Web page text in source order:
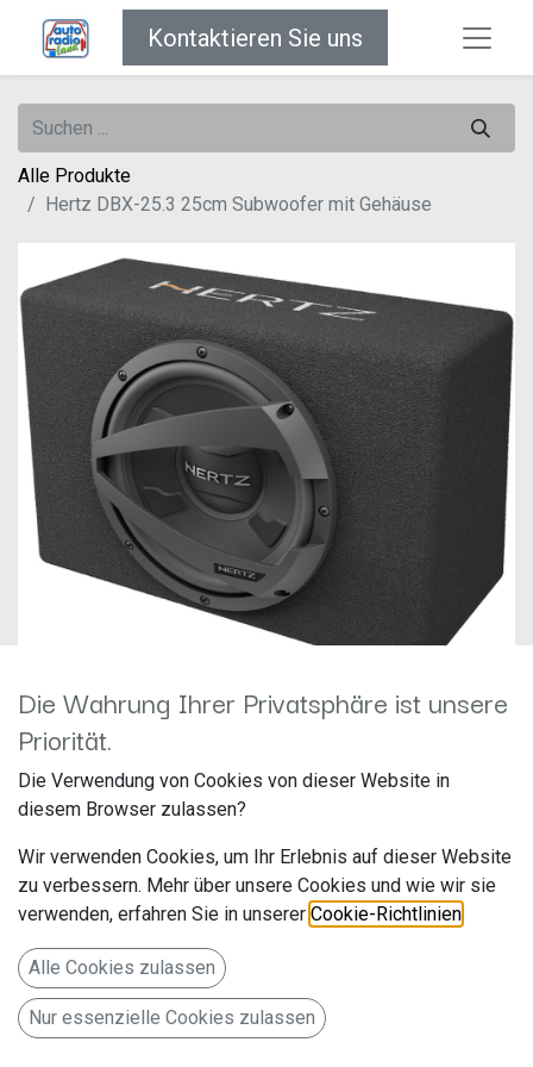
Kontaktieren Sie uns
Alle Produkte
Hertz DBX-25.3 25cm Subwoofer mit Gehäuse
Hertz DBX-25.3 25cm
Subwoofer mit Gehäuse
Hersteller: Hertz
Artikelnummer: DBX-25.3
Elettromedia s.p.a
POTENZA PICENA MC 62018
Italien www.elettromedia.de
Die Wahrung Ihrer Privatsphäre ist unsere
Priorität.
Die Verwendung von Cookies von dieser Website in
diesem Browser zulassen?
Wir verwenden Cookies, um Ihr Erlebnis auf dieser Website
zu verbessern. Mehr über unsere Cookies und wie wir sie
verwenden, erfahren Sie in unserer Cookie-Richtlinien
Alle Cookies zulassen
Nur essenzielle Cookies zulassen